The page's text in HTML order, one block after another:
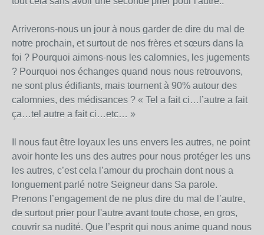
Arriverons-nous un jour à nous garder de dire du mal de
notre prochain, et surtout de nos frères et sœurs dans la
foi ? Pourquoi aimons-nous les calomnies, les jugements
? Pourquoi nos échanges quand nous nous retrouvons,
ne sont plus édifiants, mais tournent à 90% autour des
calomnies, des médisances ? « Tel a fait ci…l’autre a fait
ça…tel autre a fait ci…etc… »
Il nous faut être loyaux les uns envers les autres, ne point
avoir honte les uns des autres pour nous protéger les uns
les autres, c’est cela l’amour du prochain dont nous a
longuement parlé notre Seigneur dans Sa parole.
Prenons l’engagement de ne plus dire du mal de l’autre,
de surtout prier pour l'autre avant toute chose, en gros,
couvrir sa nudité. Que l’esprit qui nous anime quand nous